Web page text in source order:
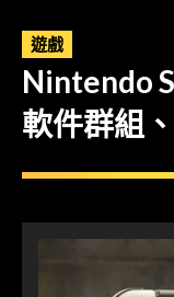
遊戲
Nintendo
軟件群組